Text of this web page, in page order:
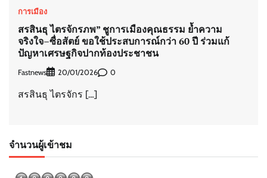
การเมือง
สรสินธุ ไตรจักรภพ” ชูการเมืองคุณธรรม ย้ำความ
จริงใจ–ซื่อสัตย์ ขอใช้ประสบการณ์กว่า 60 ปี ร่วมแก้
ปัญหาเศรษฐกิจปากท้องประชาชน
Fastnews 20/01/2026 0
สรสินธุ ไตรจักร […]
จำนวนผู้เข้าชม